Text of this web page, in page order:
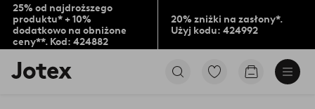
25% od najdroższego
produktu* + 10%
dodatkowo na obniżone
ceny**. Kod: 424882
20% zniżki na zasłony*.
Użyj kodu: 424992
Logo
Jotex
PrzejdźPrzejdź